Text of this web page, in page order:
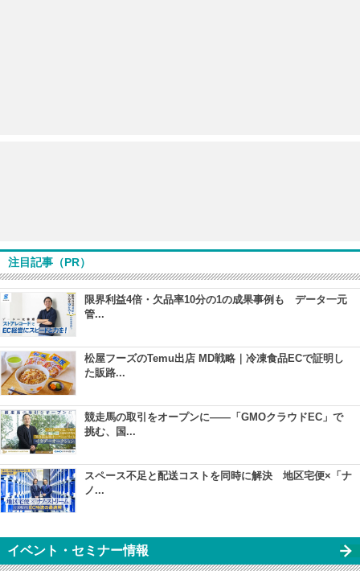
注目記事（PR）
限界利益4倍・欠品率10分の1の成果事例も データ一元
管...
松屋フーズのTemu出店 MD戦略｜冷凍食品ECで証明し
た販路...
競走馬の取引をオープンに――「GMOクラウドEC」で
挑む、国...
スペース不足と配送コストを同時に解決 地区宅便×「ナ
ノ...
イベント・セミナー情報